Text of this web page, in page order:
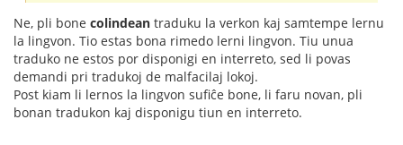
Ne, pli bone colindean traduku la verkon kaj samtempe lernu
la lingvon. Tio estas bona rimedo lerni lingvon. Tiu unua
traduko ne estos por disponigi en interreto, sed li povas
demandi pri tradukoj de malfacilaj lokoj.
Post kiam li lernos la lingvon sufiĉe bone, li faru novan, pli
bonan tradukon kaj disponigu tiun en interreto.